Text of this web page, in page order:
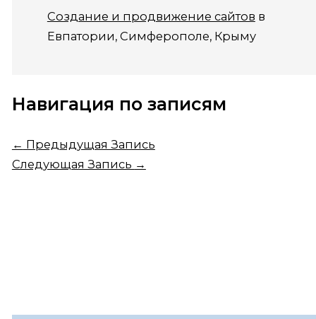
Создание и продвижение сайтов в
Евпатории, Симферополе, Крыму
Навигация по записям
← Предыдущая Запись
Следующая Запись →